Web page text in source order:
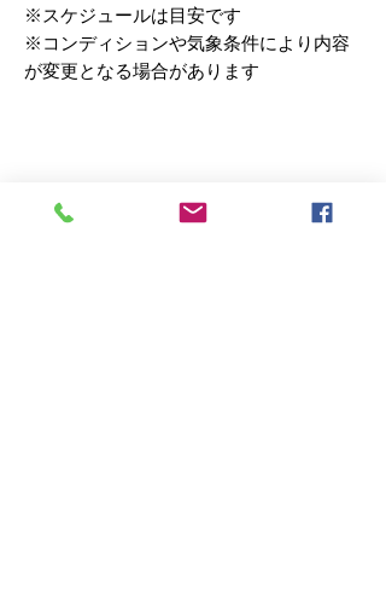
※スケジュールは目安です
※コンディションや気象条件により内容
が変更となる場合があります